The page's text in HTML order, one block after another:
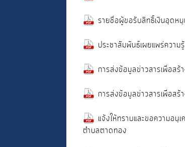
รายชื่อผู้ขอรับสิทธิ์เงินอุดหนุ
ประชาสัมพันธ์เผยแพร่คว
การส่งข้อมูลข่าวสารเพื่อ
การส่งข้อมูลข่าวสารเพื่อ
แจ้งให้ทราบและขอความอนุ
ตำบลตาดทอง